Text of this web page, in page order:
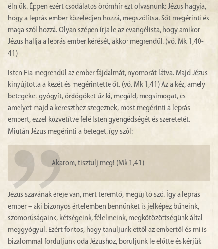
élniük. Éppen ezért csodálatos örömhír ezt olvasnunk: Jézus hagyja,
hogy a leprás ember közeledjen hozzá, megszólítsa. Sőt megérinti és
maga szól hozzá. Olyan szépen írja le az evangélista, hogy amikor
Jézus hallja a leprás ember kérését, akkor megrendül. (vö. Mk 1,40-
41)
Isten Fia megrendül az ember fájdalmát, nyomorát látva. Majd Jézus
kinyújtotta a kezét és megérintette őt. (vö. Mk 1,41) Az a kéz, amely
betegeket gyógyít, ördögöket űz ki, megáld, megsimogat, és
amelyet majd a kereszthez szegeznek, most megérinti a leprás
embert, ezzel közvetítve felé Isten gyengédségét és szeretetét.
Miután Jézus megérinti a beteget, így szól:
Akarom, tisztulj meg! (Mk 1,41)
Jézus szavának ereje van, mert teremtő, megújító szó. Így a leprás
ember – aki bizonyos értelemben bennünket is jelképez bűneink,
szomorúságaink, kétségeink, félelmeink, megkötözöttségünk által –
meggyógyul. Ezért fontos, hogy tanuljunk ettől az embertől és mi is
bizalommal forduljunk oda Jézushoz, boruljunk le előtte és kérjük